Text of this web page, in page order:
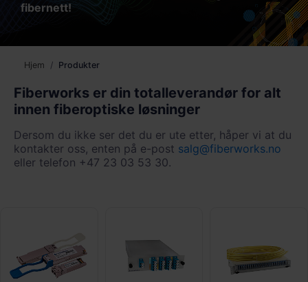
fibernett!
Hjem Produkter
Fiberworks er din totalleverandør for alt
innen fiberoptiske løsninger
Dersom du ikke ser det du er ute etter, håper vi at du
kontakter oss, enten på e-post salg@fiberworks.no
eller telefon +47 23 03 53 30.